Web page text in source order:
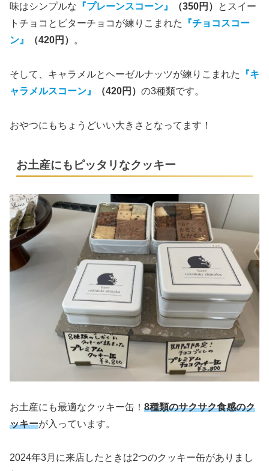
味はシンプルな 『プレーンスコーン』 （350円）
とスイー
トチョコとビターチョコが練りこまれた
『チョコスコー
ン』
（420円） 。
そして、キャラメルとヘーゼルナッツが練りこまれた
『キ
ャラメルスコーン』
（420円） の3種類です。
おやつにもちょうどいい大きさとなってます！
お土産にもピッタリなクッキー
お土産にも最適なクッキー缶！ 8種類のサクサク食感のク
ッキーが入っています。
2024年3月に来店したときは2つのクッキー缶がありまし